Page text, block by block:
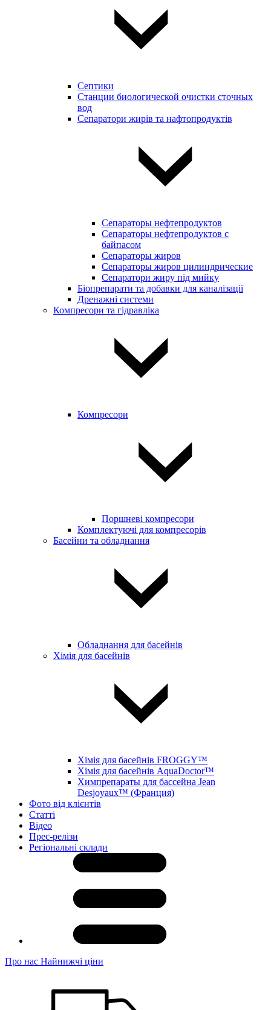
Септики
Станции биологической очистки сточных
вод
Сепаратори жирів та нафтопродуктів
Сепараторы нефтепродуктов
Сепараторы нефтепродуктов с
байпасом
Сепараторы жиров
Сепараторы жиров цилиндрические
Сепаратори жиру під мийку
Біопрепарати та добавки для каналізації
Дренажні системи
Компресори та гідравліка
Компресори
Поршневі компресори
Комплектуючі для компресорів
Басейни та обладнання
Обладнання для басейнів
Хімія для басейнів
Хімія для басейнів FROGGY™
Хімія для басейнів AquaDoctor™
Химпрепараты для бассейна Jean
Desjoyaux™ (Франция)
Фото від клієнтів
Статті
Відео
Прес-релізи
Регіональні склади
Про нас Найнижчі ціни